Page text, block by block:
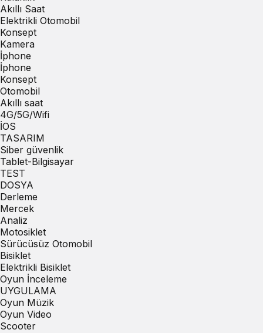
Akıllı Saat
Elektrikli Otomobil
Konsept
Kamera
İphone
İphone
Konsept
Otomobil
Akıllı saat
4G/5G/Wifi
İOS
TASARIM
Siber güvenlik
Tablet-Bilgisayar
TEST
DOSYA
Derleme
Mercek
Analiz
Motosiklet
Sürücüsüz Otomobil
Bisiklet
Elektrikli Bisiklet
Oyun İnceleme
UYGULAMA
Oyun Müzik
Oyun Video
Scooter